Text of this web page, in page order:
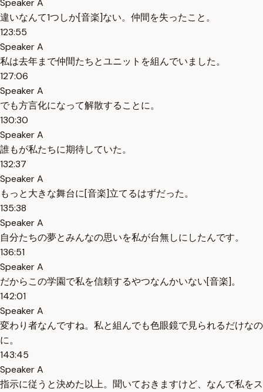
Speaker A
違いなんて1つしか[音楽]ない。仲間を失ったこと。
123:55
Speaker A
私は去年まで仲間たちとユニットを組んでいました。
127:06
Speaker A
でも方言化になって解散することに。
130:30
Speaker A
誰もが私たちに期待していた。
132:37
Speaker A
もっと大きな舞台に[音楽]立てるはずだった。
135:38
Speaker A
自分たちの夢とみんなの思いを私が台無しにしたんです。
136:51
Speaker A
だからこの学園で私を信頼するやつなんかいない[音楽]。
142:01
Speaker A
変わり者なんですね。私と組んでも色眼鏡で見られるだけなの
に。
143:45
Speaker A
指示に従うと決めた以上。聞いておきますけど、なんで私をス